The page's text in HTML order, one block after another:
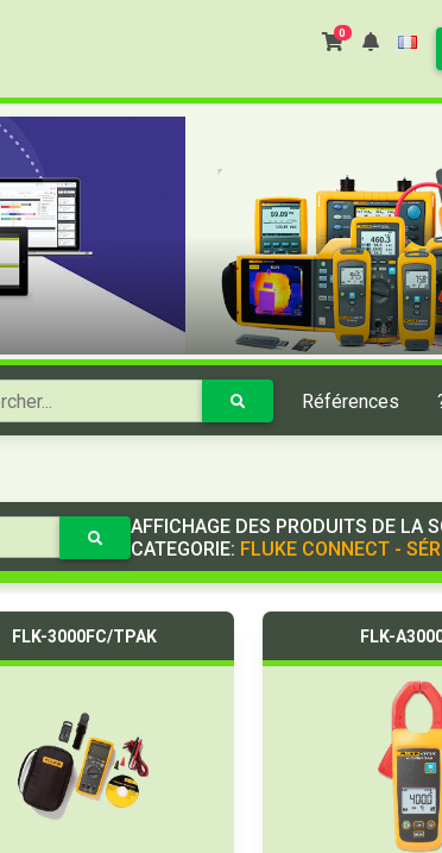
0
Références
AFFICHAGE DES PRODUITS DE LA
CATEGORIE: FLUKE CONNECT -
FLK-3000FC/TPAK FLK-